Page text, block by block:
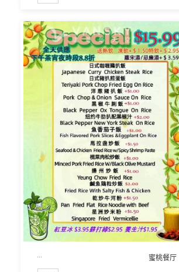
蜜桃餐厅
...